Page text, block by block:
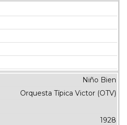
Niño Bien
Orquesta Típica Victor (OTV)
1928